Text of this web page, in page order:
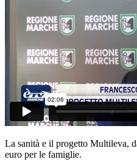
La sanità e il progetto Multileva,
euro per le famiglie.